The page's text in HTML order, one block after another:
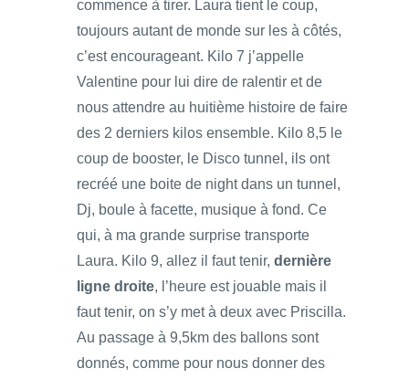
commence à tirer. Laura tient le coup,
toujours autant de monde sur les à côtés,
c’est encourageant. Kilo 7 j’appelle
Valentine pour lui dire de ralentir et de
nous attendre au huitième histoire de faire
des 2 derniers kilos ensemble. Kilo 8,5 le
coup de booster, le Disco tunnel, ils ont
recréé une boite de night dans un tunnel,
Dj, boule à facette, musique à fond. Ce
qui, à ma grande surprise transporte
Laura. Kilo 9, allez il faut tenir, dernière
ligne droite, l’heure est jouable mais il
faut tenir, on s’y met à deux avec Priscilla.
Au passage à 9,5km des ballons sont
donnés, comme pour nous donner des